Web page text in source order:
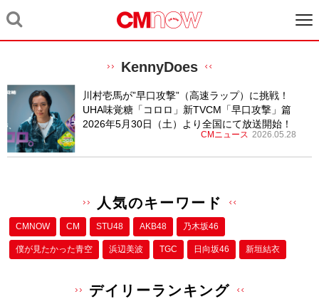
KennyDoes
川村壱馬が”早口攻撃”（高速ラップ）に挑戦！
UHA味覚糖「コロロ」新TVCM「早口攻撃」篇
2026年5月30日（土）より全国にて放送開始！
CMニュース 2026.05.28
人気のキーワード
CMNOW CM STU48 AKB48 乃木坂46
僕が⾒たかった⻘空 浜辺美波 TGC 日向坂46 新垣結衣
デイリーランキング